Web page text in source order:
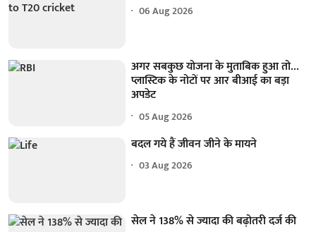
06 Aug 2026
अगर सबकुछ योजना के मुताबिक हुआ तो...
प्लास्टिक के नोटों पर आर बीआई का बड़ा
अपडेट
05 Aug 2026
बदल गये हैं जीवन जीने के मायने
03 Aug 2026
सेल ने 138% से ज्यादा की बढ़ोतरी दर्ज की